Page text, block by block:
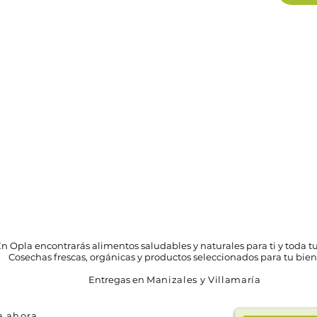
Opla encontrarás alimentos saludables y naturales para ti y toda
Cosechas frescas, orgánicas y productos seleccionados para tu
Entregas en Manizales y Villamaría